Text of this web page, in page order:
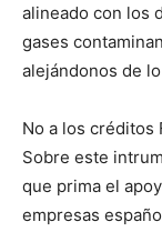
alineado con los
gases
alejándonos de
No a los créditos
Sobre este
que prima el
empresas